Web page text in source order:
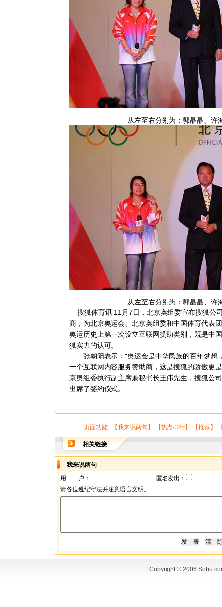
从左至右分别为：郭晶晶、许
从左至右分别为：郭晶晶、许
搜狐体育讯 11月7日，北京奥组委宣布搜狐公
商，为北京奥运会、北京奥组委和中国体育代表
奥运历史上第一次设立互联网赞助类别，既是中
狐实力的认可。
张朝阳表示：“奥运会是中华民族的百年梦想
一个互联网内容服务赞助商，这是搜狐的骄傲更
京奥组委执行副主席兼秘书长王伟先生，搜狐公
出席了签约仪式。
页面功能 【我来说两句 】 【热点排行】 【推荐】
相关链接
我来说两句
用 户：
匿名发出：
请各位遵纪守法并注意语言文明。
Copyright © 2006